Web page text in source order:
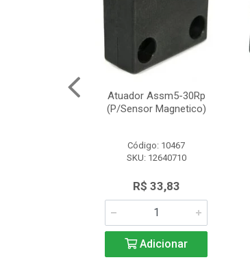
Atuador Assm5-30Rp
(P/Sensor Magnetico)
Código: 10467
SKU: 12640710
R$ 33,83
Adicionar